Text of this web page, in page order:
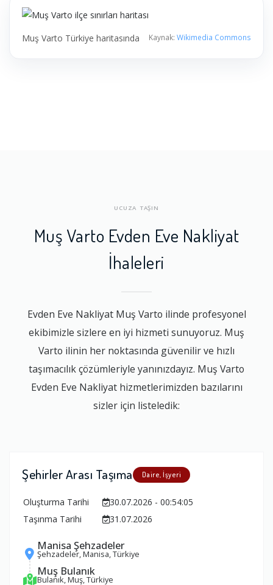
Muş Varto Türkiye haritasında Kaynak: Wikimedia Commons
UCUZA TAŞIN
Muş Varto Evden Eve Nakliyat
İhaleleri
Evden Eve Nakliyat Muş Varto ilinde profesyonel
ekibimizle sizlere en iyi hizmeti sunuyoruz. Muş
Varto ilinin her noktasında güvenilir ve hızlı
taşımacılık çözümleriyle yanınızdayız. Muş Varto
Evden Eve Nakliyat hizmetlerimizden bazılarını
sizler için listeledik:
Şehirler Arası Taşıma Daire, İşyeri
Oluşturma Tarihi
30.07.2026 - 00:54:05
Taşınma Tarihi
31.07.2026
Manisa Şehzadeler
Şehzadeler, Manisa, Türkiye
Muş Bulanık
Bulanık, Muş, Türkiye